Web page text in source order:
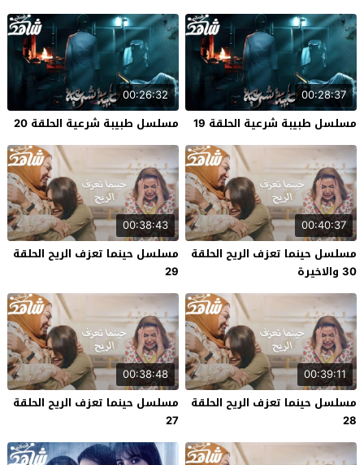
00:28:37
مسلسل طبيبة شرعية الحلقة 19
00:26:32
مسلسل طبيبة شرعية الحلقة 20
00:40:37
مسلسل حينما تعزف الريح الحلقة
30 والاخيرة
00:38:43
مسلسل حينما تعزف الريح الحلقة
29
00:39:11
مسلسل حينما تعزف الريح الحلقة
28
00:38:48
مسلسل حينما تعزف الريح الحلقة
27